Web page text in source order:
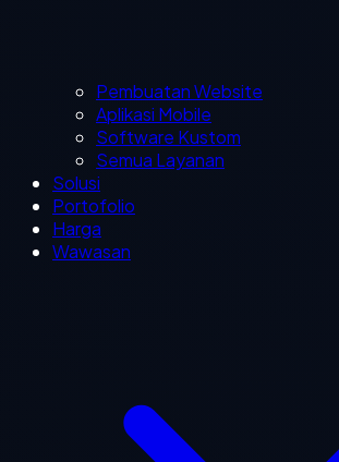
Pembuatan Website
Aplikasi Mobile
Software Kustom
Semua Layanan
Solusi
Portofolio
Harga
Wawasan